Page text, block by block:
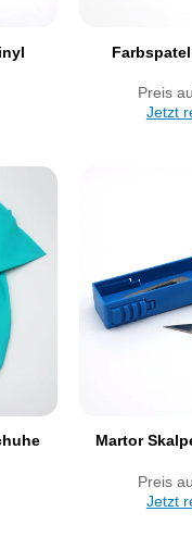
Preis
Jetzt
Artikel
merken
Martor
Preis
Jetzt